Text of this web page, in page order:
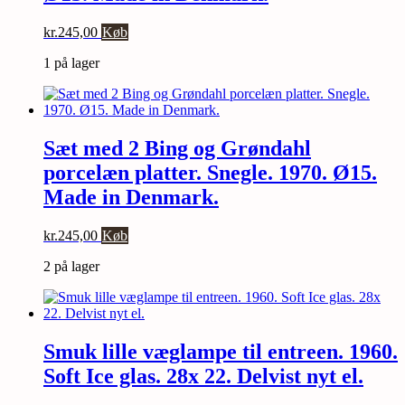
kr.245,00 Køb
1 på lager
Sæt med 2 Bing og Grøndahl
porcelæn platter. Snegle. 1970. Ø15.
Made in Denmark.
kr.245,00 Køb
2 på lager
Smuk lille væglampe til entreen. 1960.
Soft Ice glas. 28x 22. Delvist nyt el.